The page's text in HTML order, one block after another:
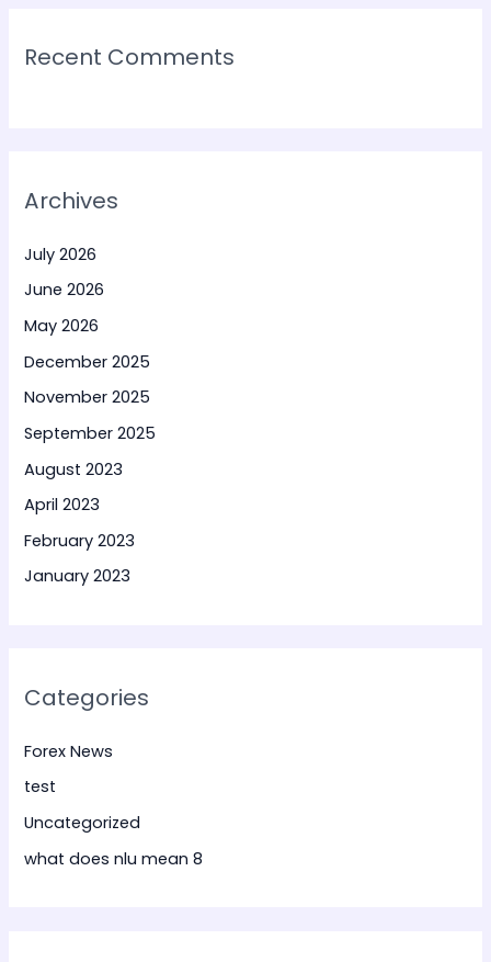
Recent Comments
Archives
July 2026
June 2026
May 2026
December 2025
November 2025
September 2025
August 2023
April 2023
February 2023
January 2023
Categories
Forex News
test
Uncategorized
what does nlu mean 8